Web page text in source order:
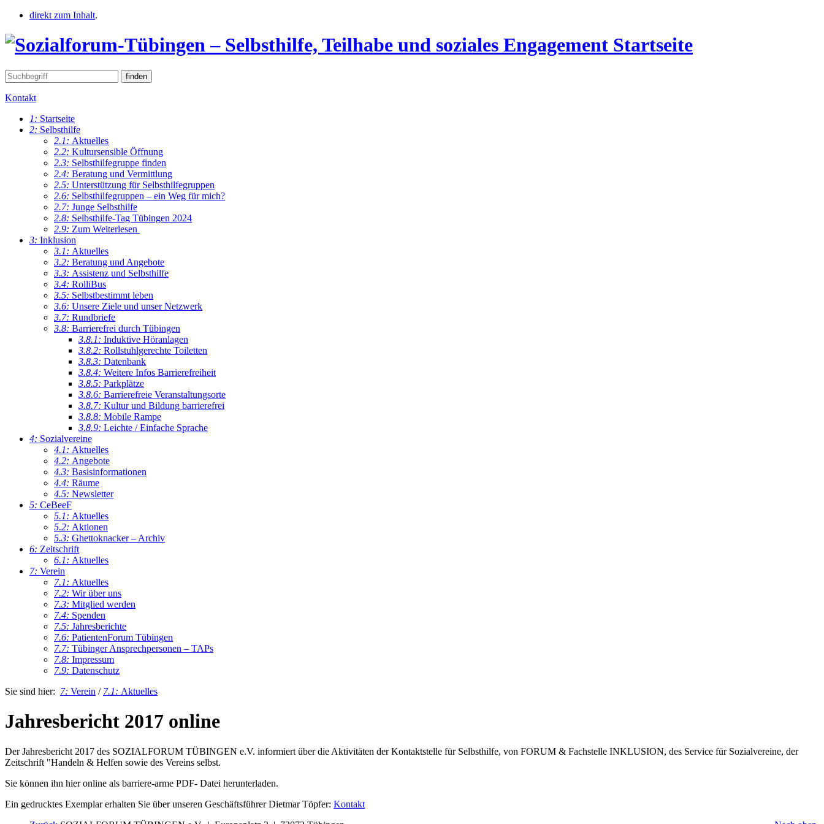
direkt zum Inhalt.
Startseite
Kontakt
1: Startseite
2: Selbsthilfe
2.1: Aktuelles
2.2: Kultursensible Öffnung
2.3: Selbsthilfegruppe finden
2.4: Beratung und Vermittlung
2.5: Unterstützung für Selbsthilfegruppen
2.6: Selbsthilfegruppen – ein Weg für mich?
2.7: Junge Selbsthilfe
2.8: Selbsthilfe-Tag Tübingen 2024
2.9: Zum Weiterlesen
3: Inklusion
3.1: Aktuelles
3.2: Beratung und Angebote
3.3: Assistenz und Selbsthilfe
3.4: RolliBus
3.5: Selbstbestimmt leben
3.6: Unsere Ziele und unser Netzwerk
3.7: Rundbriefe
3.8: Barrierefrei durch Tübingen
3.8.1: Induktive Höranlagen
3.8.2: Rollstuhlgerechte Toiletten
3.8.3: Datenbank
3.8.4: Weitere Infos Barrierefreiheit
3.8.5: Parkplätze
3.8.6: Barrierefreie Veranstaltungsorte
3.8.7: Kultur und Bildung barrierefrei
3.8.8: Mobile Rampe
3.8.9: Leichte / Einfache Sprache
4: Sozialvereine
4.1: Aktuelles
4.2: Angebote
4.3: Basisinformationen
4.4: Räume
4.5: Newsletter
5: CeBeeF
5.1: Aktuelles
5.2: Aktionen
5.3: Ghettoknacker – Archiv
6: Zeitschrift
6.1: Aktuelles
7: Verein
7.1: Aktuelles
7.2: Wir über uns
7.3: Mitglied werden
7.4: Spenden
7.5: Jahresberichte
7.6: PatientenForum Tübingen
7.7: Tübinger Ansprechpersonen – TAPs
7.8: Impressum
7.9: Datenschutz
Sie sind hier: 7: Verein / 7.1: Aktuelles
Jahresbericht 2017 online
Der Jahresbericht 2017 des SOZIALFORUM TÜBINGEN e.V. informiert über die Aktivitäten der Kontaktstelle für Selbsthilfe, von FORUM & Fachstelle INKLUSION, des Service für Sozialvereine, der
Zeitschrift "Handeln & Helfen sowie des Vereins selbst.
Sie können ihn hier online als barriere-arme PDF- Datei herunterladen.
Ein gedrucktes Exemplar erhalten Sie über unseren Geschäftsführer Dietmar Töpfer: Kontakt